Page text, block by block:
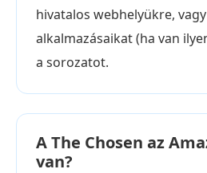
hivatalos webhelyükre,
alkalmazásaikat (ha van
a sorozatot.
A The Chosen az
van?